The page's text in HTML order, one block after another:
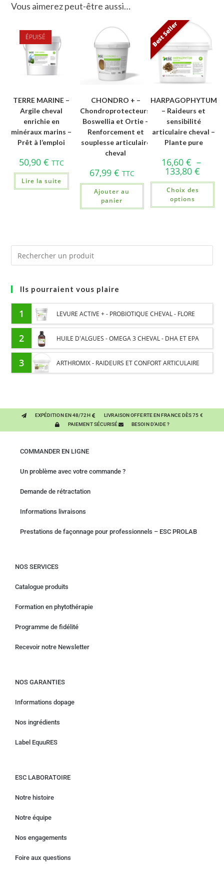
Vous aimerez peut-être aussi…
ÉPUISÉ
TERRE MARINE –
Argile cheval
enrichie en
minéraux marins –
Prêt à l’emploi
50,90 € TTC
Lire la suite
CHONDRO + –
Chondroprotecteurs,
Boswellia et Ortie –
Renforcement et
souplesse articulaire
cheval
67,99 € TTC
Ajouter au
panier
Best Seller
HARPAGOPHYTUM
– Raideurs et
sensibilité
articulaire cheval –
Plante pure
16,60€ –
133,80€
Choix des
options
Ils pourraient vous plaire
1 LEVURE ACTIVE + - PROBIOTIQUE CHEVAL - FLORE
INTESTINALE ET DIGESTION
2 HUILE D'ALGUES - OMEGA 3 CHEVAL - DHA ET EPA
3 ARTHROMIX - RAIDEURS ET CONFORT ARTICULAIRE
EXPÉDITION EN 48/72H
LIVRAISON OFFERTE EN FRANCE DÈS 75 €
PAIEMENT SÉCURISÉ
BESOIN D'AIDE ?
COMMANDER EN LIGNE
Un problème avec votre commande ?
Demande de rétractation
Informations livraisons
Prestations de façonnage pour professionnels – ESC PROLAB
NOS SERVICES
Catalogue produits
Formation en phytothérapie
Programme de fidélité
Recevoir notre Newsletter
NOS GARANTIES
Informations dopage
Nos ingrédients
Label EquuRES
ESC LABORATOIRE
Notre histoire
Notre équipe
Nos engagements
Foire aux questions